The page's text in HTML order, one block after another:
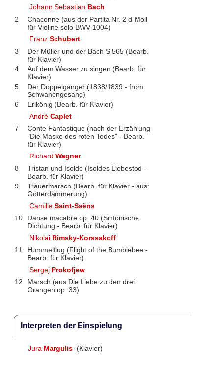
Johann Sebastian Bach
2
Chaconne (aus der Partita Nr. 2 d-Moll
für Violine solo BWV 1004)
FranzSchubert
3
Der Müller und der Bach S 565 (Bearb.
für Klavier)
4
Auf dem Wasser zu singen (Bearb. für
Klavier)
5
Der Doppelgänger (1838/1839 - from:
Schwanengesang)
6
Erlkönig (Bearb. für Klavier)
AndréCaplet
7
Conte Fantastique (nach der Erzählung
"Die Maske des roten Todes" - Bearb.
für Klavier)
RichardWagner
8
Tristan und Isolde (Isoldes Liebestod -
Bearb. für Klavier)
9
Trauermarsch (Bearb. für Klavier - aus:
Götterdämmerung)
CamilleSaint-Saëns
10
Danse macabre op. 40 (Sinfonische
Dichtung - Bearb. für Klavier)
Nikolai Rimsky-Korssakoff
11
Hummelflug (Flight of the Bumblebee -
Bearb. für Klavier)
Sergej Prokofjew
12
Marsch (aus Die Liebe zu den drei
Orangen op. 33)
Interpreten der Einspielung
Jura Margulis (Klavier)